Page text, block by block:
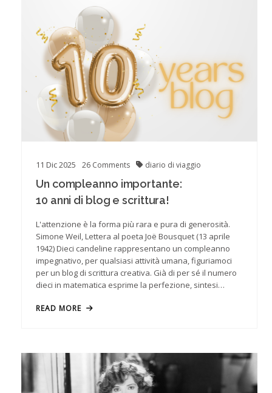
11 Dic2025 26 Comments diario di viaggio
Un compleanno importante:
10 anni di blog e scrittura!
L'attenzione è la forma più rara e pura di generosità.
Simone Weil, Lettera al poeta Joë Bousquet (13 aprile
1942) Dieci candeline rappresentano un compleanno
impegnativo, per qualsiasi attività umana, figuriamoci
per un blog di scrittura creativa. Già di per sé il numero
dieci in matematica esprime la perfezione, sintesi…
READ MORE